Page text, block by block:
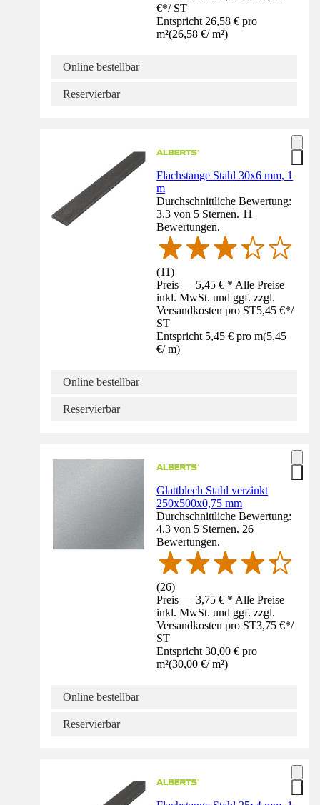
€*/ ST
Entspricht 26,58 € pro
m²(26,58 €/ m²)
Online bestellbar
Reservierbar
Flachstange Stahl 30x6 mm, 1
m
Durchschnittliche Bewertung:
3.3 von 5 Sternen. 11
Bewertungen.
(11)
Preis — 5,45 € * Alle Preise
inkl. MwSt. und ggf. zzgl.
Versandkosten pro ST5,45 €*/
ST
Entspricht 5,45 € pro m(5,45
€/ m)
Online bestellbar
Reservierbar
Glattblech Stahl verzinkt
250x500x0,75 mm
Durchschnittliche Bewertung:
4.3 von 5 Sternen. 26
Bewertungen.
(26)
Preis — 3,75 € * Alle Preise
inkl. MwSt. und ggf. zzgl.
Versandkosten pro ST3,75 €*/
ST
Entspricht 30,00 € pro
m²(30,00 €/ m²)
Online bestellbar
Reservierbar